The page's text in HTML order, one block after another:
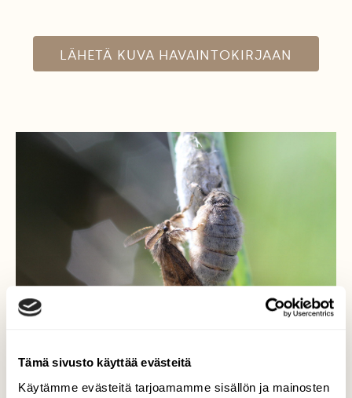
Tämä sivusto käyttää evästeitä
Käytämme evästeitä tarjoamamme sisällön ja mainosten
LÄHETÄ KUVA HAVAINTOKIRJAAN